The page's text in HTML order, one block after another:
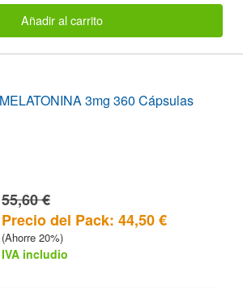
Añadir al carrito
3mg 360 Cápsulas
55,60 €
Precio del Pack: 44,50 €
(Ahorre 20%)
IVA includio